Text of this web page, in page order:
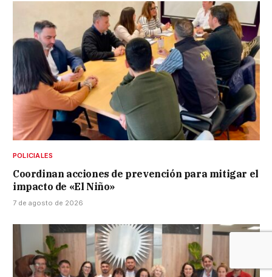
POLICIALES
Coordinan acciones de prevención para mitigar el
impacto de «El Niño»
7 de agosto de 2026